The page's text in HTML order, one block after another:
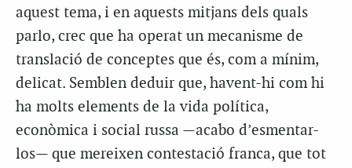
aquest tema, i en aquests mitjans dels quals
parlo, crec que ha operat un mecanisme de
translació de conceptes que és, com a mínim,
delicat. Semblen deduir que, havent-hi com hi
ha molts elements de la vida política,
econòmica i social russa —acabo d’esmentar-
los— que mereixen contestació franca, que tot